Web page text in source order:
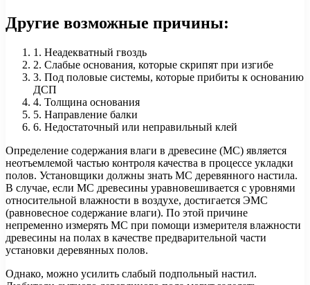
Другие возможные причины:
1. Неадекватный гвоздь
2. Слабые основания, которые скрипят при изгибе
3. Под половые системы, которые прибиты к основанию
ДСП
4. Толщина основания
5. Направление балки
6. Недостаточный или неправильный клей
Определение содержания влаги в древесине (МС) является
неотъемлемой частью контроля качества в процессе укладки
полов. Установщики должны знать MC деревянного настила.
В случае, если MC древесины уравновешивается с уровнями
относительной влажности в воздухе, достигается ЭМС
(равновесное содержание влаги). По этой причине
непременно измерять MC при помощи измерителя влажности
древесины на полах в качестве предварительной части
установки деревянных полов.
Однако, можно усилить слабый подпольный настил.